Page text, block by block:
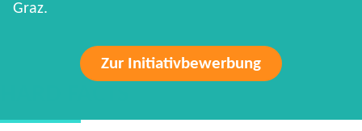
Graz.
Zur Initiativbewerbung